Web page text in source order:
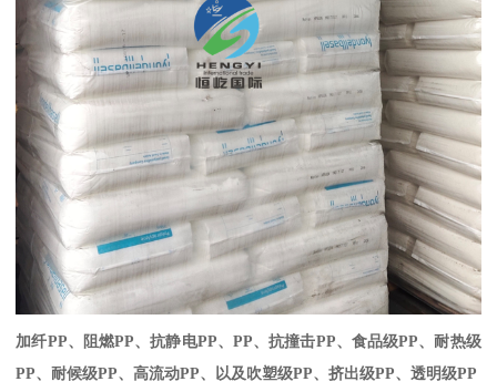
加纤PP、阻燃PP、抗静电PP、 PP、抗撞击PP、食品级PP、耐热级
PP、耐候级PP、高流动PP、以及吹塑级PP、挤出级PP、透明级PP